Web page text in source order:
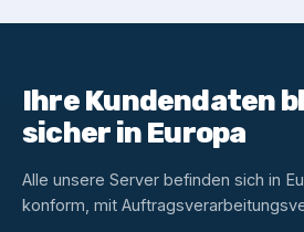
Ihre Kundendaten
sicher in Europa
Alle unsere Server befinden sich in
konform, mit